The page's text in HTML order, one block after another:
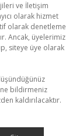
ve İletişim
olarak hizmet
olarak denetleme
Ancak, üyelerimiz
siteye üye olarak
bildirmeniz
kaldırılacaktır.